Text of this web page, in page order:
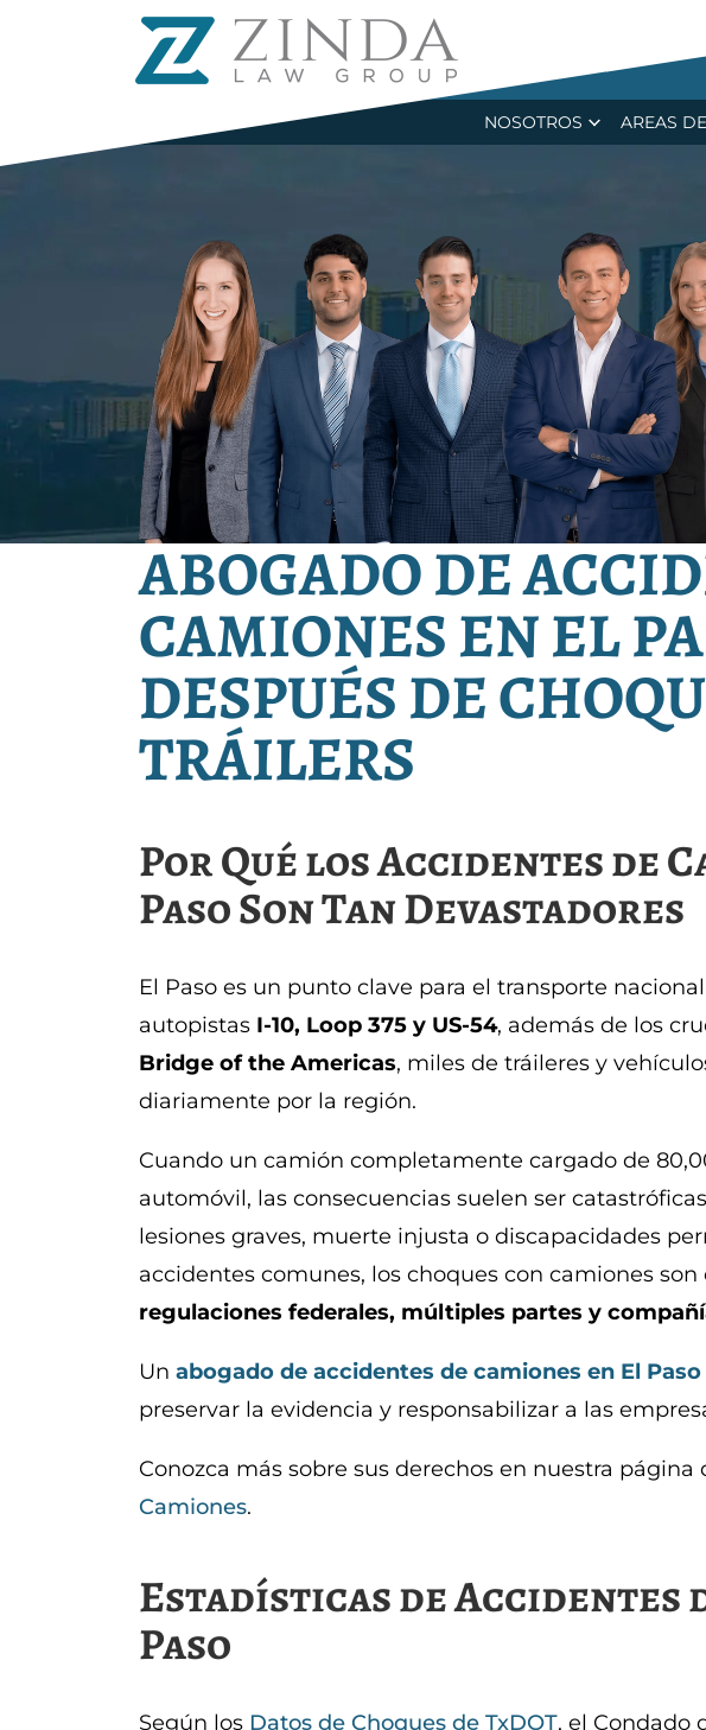
NOSOTROS AREAS
Recent
ABOGADO DE
CAMIONES EN EL
DESPUÉS DE
TRÁILERS
Por Qué los Accidentes de
Paso Son Tan Devastadores
El Paso es un punto clave para el transporte
autopistas I-10, Loop 375 y US-54, además de los
Bridge of the Americas, miles de tráileres y
diariamente por la región.
Cuando un camión completamente cargado de
automóvil, las consecuencias suelen ser
lesiones graves, muerte injusta o discapacidades
accidentes comunes, los choques con camiones
regulaciones federales, múltiples partes y
Un abogado de accidentes de camiones en El Paso
preservar la evidencia y responsabilizar a las
Conozca más sobre sus derechos en nuestra página
Camiones.
Estadísticas de Accidentes
Paso
Según los Datos de Choques de TxDOT, el Condado